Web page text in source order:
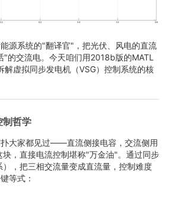
源系统的"翻译官"，把光伏、风电的直流
"的交流电。今天咱们用2018b版的MATL
解虚拟同步发电机（VSG）控制系统的核
制哲学
大家都见过——直流侧接电容，交流侧用
块，直接电流控制堪称"万金油"。通过同步
，把三相交流量变成直流量，控制难度
等式：